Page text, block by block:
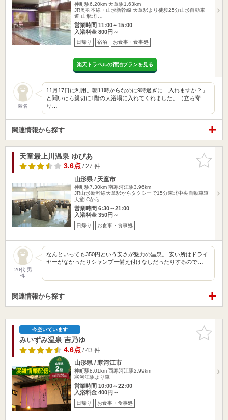
神町駅6.20km 天童駅1.63km
JR奥羽本線・山形新幹線 天童駅より徒歩25分山形自動車
道 山形北I…
営業時間 11:00～15:00
入浴料金 800円～
日帰り 宿泊 お食事・食事処
楽天トラベルの宿泊プランを見る
匿名
11月17日に利用。朝11時からなのに9時過ぎに「入れますか？」
と聞いたら親切に1階の大浴場に入れてくれました。（立ち寄
り…
関連情報から探す
お気に入
りに追加
天童最上川温泉 ゆぴあ
3.6点/ 27 件
山形県 / 天童市
神町駅7.30km 南寒河江駅3.96km
JR山形新幹線天童駅からタクシーで15分東北中央自動車道
天童ICから…
営業時間 6:30～21:00
入浴料金 350円～
日帰り お食事・食事処
20代 男
性
なんといっても350円という安さが魅力の温泉。 安い所はドライ
ヤーがなかったりシャンプー備え付けなしだったりするので…
関連情報から探す
お気に入
りに追加
今空いています
みいずみ温泉 吉乃ゆ
4.6点/ 43 件
山形県 / 寒河江市
神町駅8.01km 西寒河江駅2.99km
寒河江駅より車
営業時間 10:00～22:00
入浴料金 400円～
日帰り お食事・食事処